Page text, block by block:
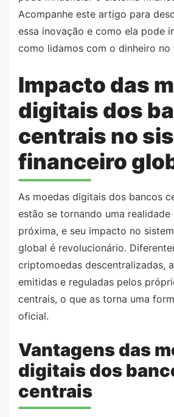
Acompanhe este artigo para
essa inovação e como ela pode
como lidamos com o dinheiro no
Impacto das
digitais dos
centrais no
financeiro
As moedas digitais dos bancos
estão se tornando uma realidade
próxima, e seu impacto no
global é revolucionário.
criptomoedas descentralizadas,
emitidas e reguladas pelos
centrais, o que as torna uma
oficial.
Vantagens das
digitais dos
centrais